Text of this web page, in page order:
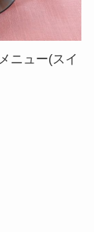
ニュー(スイ